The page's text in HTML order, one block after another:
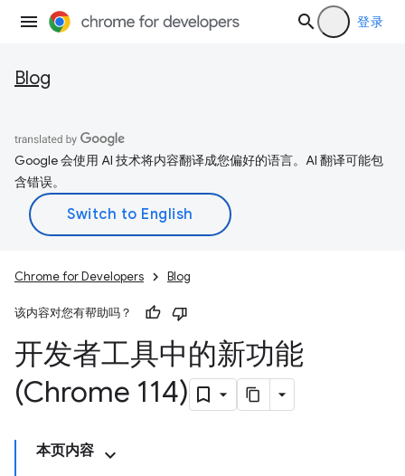
登录
Blog
Google 会使用 AI 技术将内容翻译成您偏好的语言。AI 翻译可能包
含错误。
Chrome for Developers Blog
该内容对您有帮助吗？
开发者工具中的新功能
(Chrome 114)
本页内容